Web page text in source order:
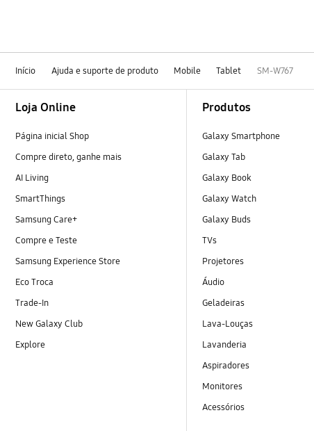
Início Ajuda e suporte de produto Mobile Tablet SM-W767
Loja Online
Página inicial Shop
Compre direto, ganhe mais
AI Living
SmartThings
Samsung Care+
Compre e Teste
Samsung Experience Store
Eco Troca
Trade-In
New Galaxy Club
Explore
Produtos
Galaxy Smartphone
Galaxy Tab
Galaxy Book
Galaxy Watch
Galaxy Buds
TVs
Projetores
Áudio
Geladeiras
Lava-Louças
Lavanderia
Aspiradores
Monitores
Acessórios